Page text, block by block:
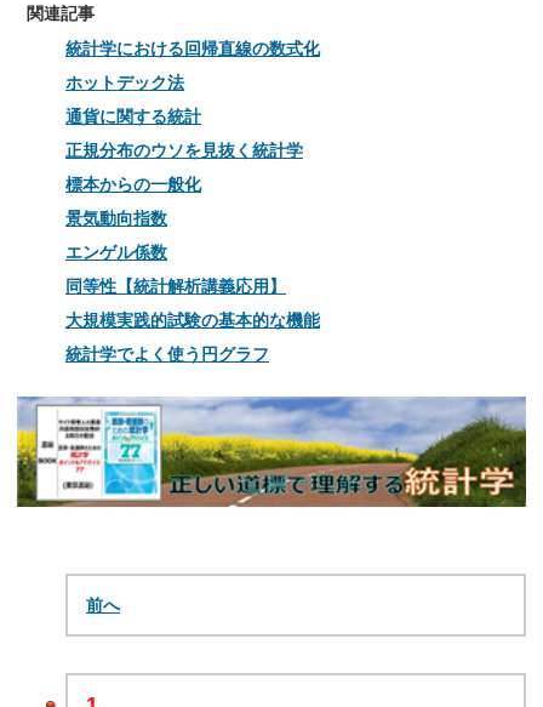
関連記事
統計学における回帰直線の数式化
ホットデック法
通貨に関する統計
正規分布のウソを見抜く統計学
標本からの一般化
景気動向指数
エンゲル係数
同等性【統計解析講義応用】
大規模実践的試験の基本的な機能
統計学でよく使う円グラフ
前へ